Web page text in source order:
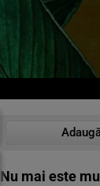
Nu mai este